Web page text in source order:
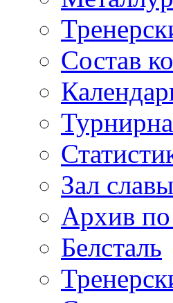
Состав
Зал славы
Архив по
Белсталь